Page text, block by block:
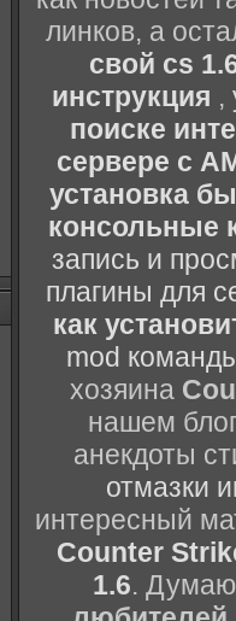
линков, а
свой cs
инструкция ,
поиске
сервере с
установка
консольные
запись и
плагины для
как
mod
хозяина
нашем
анекдоты
отмазки
интересный
Counter
1.6. Думаю